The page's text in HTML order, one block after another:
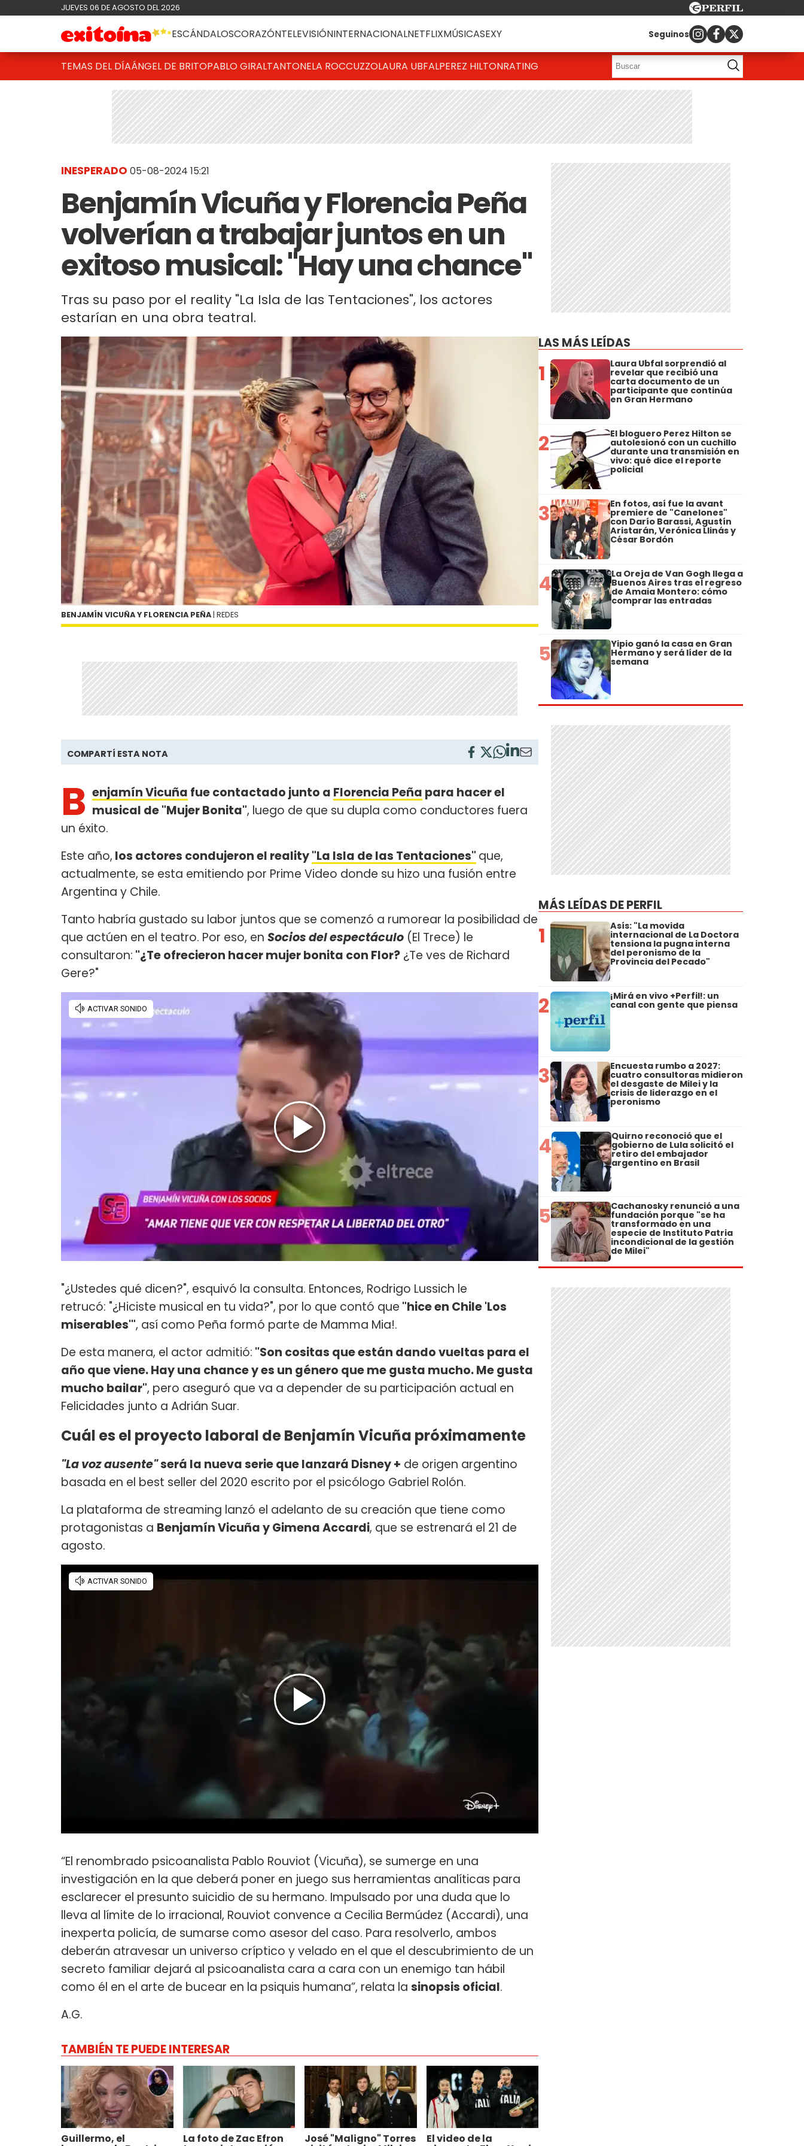
JUEVES 06 DE AGOSTO DEL 2026
ESCÁNDALOSCORAZÓNTELEVISIÓNINTERNACIONALNETFLIXMÚSICASEXY Seguinos
TEMAS DEL DÍAÁNGEL DE BRITOPABLO GIRALTANTONELA ROCCUZZOLAURA UBFALPEREZ HILTONRATING
INESPERADO 05-08-2024 15:21
Benjamín Vicuña y Florencia Peña
volverían a trabajar juntos en un
exitoso musical: "Hay una chance"
Tras su paso por el reality "La Isla de las Tentaciones", los actores
estarían en una obra teatral.
BENJAMÍN VICUÑA Y FLORENCIA PEÑA | REDES
COMPARTÍ ESTA NOTA
B enjamín Vicuña fue contactado junto a Florencia Peña para hacer el
musical de "Mujer Bonita", luego de que su dupla como conductores fuera
un éxito.
Este año, los actores condujeron el reality"La Isla de las Tentaciones" que,
actualmente, se esta emitiendo por Prime Video donde su hizo una fusión entre
Argentina y Chile.
Tanto habría gustado su labor juntos que se comenzó a rumorear la posibilidad de
que actúen en el teatro. Por eso, en Socios del espectáculo (El Trece) le
consultaron: "¿Te ofrecieron hacer mujer bonita con Flor? ¿Te ves de Richard
Gere?"
"¿Ustedes qué dicen?", esquivó la consulta. Entonces, Rodrigo Lussich le
retrucó: "¿Hiciste musical en tu vida?", por lo que contó que "hice en Chile 'Los
miserables'", así como Peña formó parte de Mamma Mia!.
De esta manera, el actor admitió: "Son cositas que están dando vueltas para el
año que viene. Hay una chance y es un género que me gusta mucho. Me gusta
mucho bailar", pero aseguró que va a depender de su participación actual en
Felicidades junto a Adrián Suar.
Cuál es el proyecto laboral de Benjamín Vicuña próximamente
"La voz ausente"será la nueva serie que lanzará Disney + de origen argentino
basada en el best seller del 2020 escrito por el psicólogo Gabriel Rolón.
La plataforma de streaming lanzó el adelanto de su creación que tiene como
protagonistas a Benjamín Vicuña y Gimena Accardi, que se estrenará el 21 de
agosto.
“El renombrado psicoanalista Pablo Rouviot (Vicuña), se sumerge en una
investigación en la que deberá poner en juego sus herramientas analíticas para
esclarecer el presunto suicidio de su hermano. Impulsado por una duda que lo
lleva al límite de lo irracional, Rouviot convence a Cecilia Bermúdez (Accardi), una
inexperta policía, de sumarse como asesor del caso. Para resolverlo, ambos
deberán atravesar un universo críptico y velado en el que el descubrimiento de un
secreto familiar dejará al psicoanalista cara a cara con un enemigo tan hábil
como él en el arte de bucear en la psiquis humana”, relata la sinopsis oficial.
A.G.
TAMBIÉN TE PUEDE INTERESAR
Guillermo, el La foto de Zac Efron José "Maligno" Torres El video de la
LAS MÁS LEÍDAS
1 Laura Ubfal sorprendió al
revelar que recibió una
carta documento de un
participante que continúa
en Gran Hermano
2 El bloguero Perez Hilton se
autolesionó con un cuchillo
durante una transmisión en
vivo: qué dice el reporte
policial
3 En fotos, así fue la avant
premiere de "Canelones"
con Darío Barassi, Agustín
Aristarán, Verónica Llinás y
César Bordón
4 La Oreja de Van Gogh llega a
Buenos Aires tras el regreso
de Amaia Montero: cómo
comprar las entradas
5 Yipio ganó la casa en Gran
Hermano y será líder de la
semana
MÁS LEÍDAS DE PERFIL
1 Asís: "La movida
internacional de La Doctora
tensiona la pugna interna
del peronismo de la
Provincia del Pecado"
2 ¡Mirá en vivo +Perfil!: un
canal con gente que piensa
3 Encuesta rumbo a 2027:
cuatro consultoras midieron
el desgaste de Milei y la
crisis de liderazgo en el
peronismo
4 Quirno reconoció que el
gobierno de Lula solicitó el
retiro del embajador
argentino en Brasil
5 Cachanosky renunció a una
fundación porque "se ha
transformado en una
especie de Instituto Patria
incondicional de la gestión
de Milei"